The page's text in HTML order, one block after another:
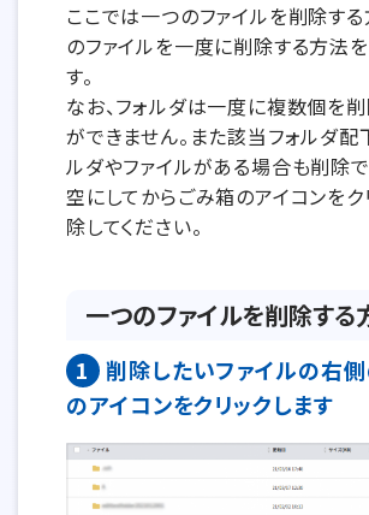
ここでは一つのファイルを削除す
のファイルを一度に削除する方法
す。
なお、フォルダは一度に複数個を
ができません。また該当フォルダ配
ルダやファイルがある場合も削除で
空にしてからごみ箱のアイコンをク
除してください。
一つのファイルを削除する
1
削除したいファイルの右
のアイコンをクリックします